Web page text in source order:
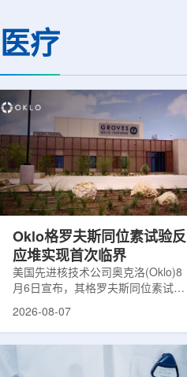
医疗
Oklo格罗夫斯同位素试验反
应堆实现首次临界
美国先进核技术公司奥克洛(Oklo)8
月6日宣布，其格罗夫斯同位素试验
反应堆已在低功率状态下实现可控自
格罗夫斯同位素试验反应堆设施(图
片：格罗夫斯)格罗夫斯低功率试验
2026-08-07